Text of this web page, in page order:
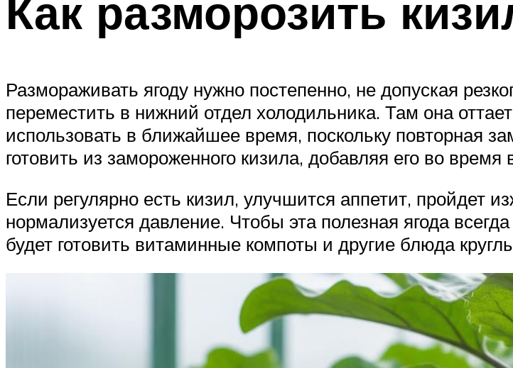
Как разморозить
Размораживать ягоду нужно постепенно, не допуская
переместить в нижний отдел холодильника. Там она
использовать в ближайшее время, поскольку повторная
готовить из замороженного кизила, добавляя его во время
Если регулярно есть кизил, улучшится аппетит, пройдет
нормализуется давление. Чтобы эта полезная ягода
будет готовить витаминные компоты и другие блюда